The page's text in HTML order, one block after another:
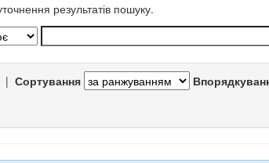
результатів пошуку.
| Сортування